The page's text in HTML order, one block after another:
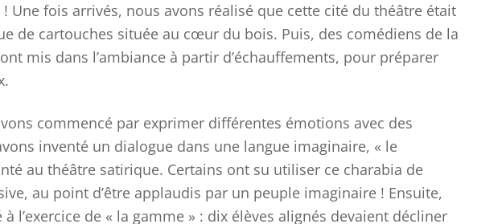
Une fois arrivés, nous avons réalisé que cette cité du théâtre était
de cartouches située au cœur du bois. Puis, des comédiens de la
mis dans l’ambiance à partir d’échauffements, pour préparer
commencé par exprimer différentes émotions avec des
inventé un dialogue dans une langue imaginaire, « le
au théâtre satirique. Certains ont su utiliser ce charabia de
au point d’être applaudis par un peuple imaginaire ! Ensuite,
l’exercice de « la gamme » : dix élèves alignés devaient décliner
COLLÈGE